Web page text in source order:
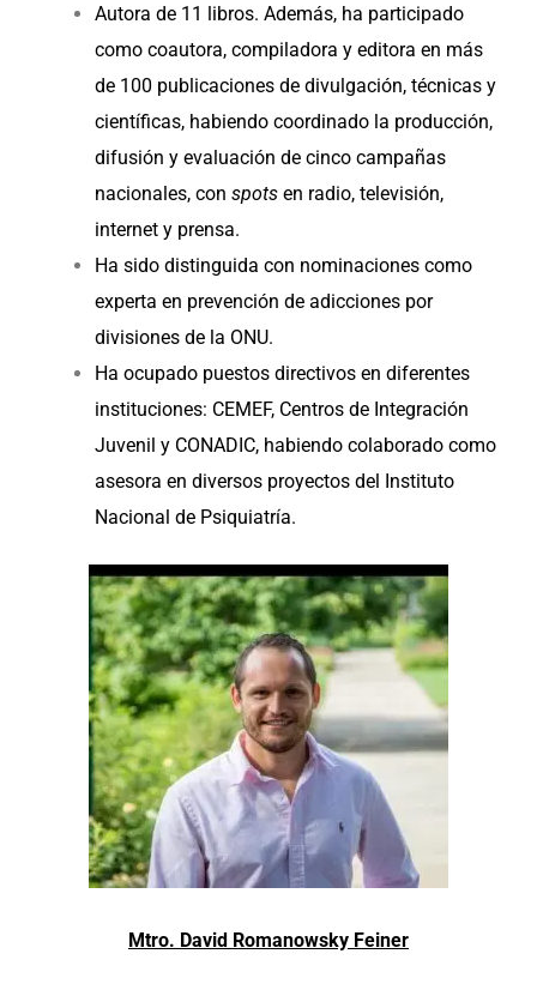
Autora de 11 libros. Además, ha participado
como coautora, compiladora y editora en más
de 100 publicaciones de divulgación, técnicas y
científicas, habiendo coordinado la producción,
difusión y evaluación de cinco campañas
nacionales, conspots en radio, televisión,
internet y prensa.
Ha sido distinguida con nominaciones como
experta en prevención de adicciones por
divisiones de la ONU.
Ha ocupado puestos directivos en diferentes
instituciones: CEMEF, Centros de Integración
Juvenil y CONADIC, habiendo colaborado como
asesora en diversos proyectos del Instituto
Nacional de Psiquiatría.
Mtro. David Romanowsky Feiner